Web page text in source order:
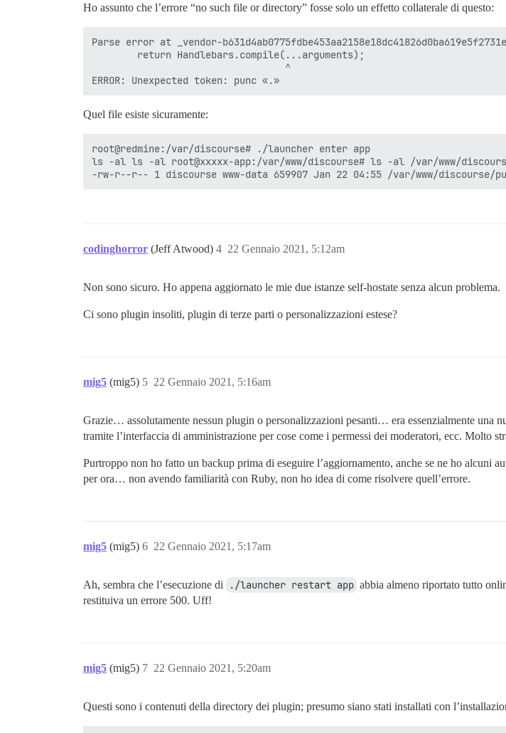
Ho assunto che l’errore “no such file or directory” fosse solo un effetto collaterale di questo:
Parse error at _vendor-
        return Handlebars.compile(...arguments);
                                  ^
Quel file esiste sicuramente:
root@redmine:/var/discourse# ./launcher enter app
ls -al ls -al root@xxxxx-app:/var/www/discourse# ls -al /var/www/discourse/
codinghorror (Jeff Atwood) 22 Gennaio 2021, 5:12am
4
Non sono sicuro. Ho appena aggiornato le mie due istanze self-hostate senza alcun problema.
Ci sono plugin insoliti, plugin di terze parti o personalizzazioni estese?
mig5 (mig5) 22 Gennaio 2021, 5:16am
5
Grazie… assolutamente nessun plugin o personalizzazioni pesanti… era essenzialmente una
tramite l’interfaccia di amministrazione per cose come i permessi dei moderatori, ecc. Molto
Purtroppo non ho fatto un backup prima di eseguire l’aggiornamento, anche se ne ho alcuni
per ora… non avendo familiarità con Ruby, non ho idea di come risolvere quell’errore.
mig5 (mig5) 22 Gennaio 2021, 5:17am
6
Ah, sembra che l’esecuzione di ./launcher restart app abbia almeno riportato tutto
restituiva un errore 500. Uff!
mig5 (mig5) 22 Gennaio 2021, 5:20am
7
Questi sono i contenuti della directory dei plugin; presumo siano stati installati con